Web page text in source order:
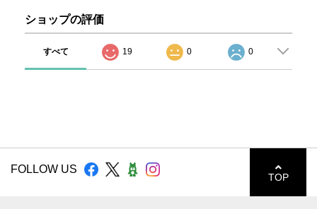
ショップの評価
すべて 19 0 0
FOLLOW US
TOP